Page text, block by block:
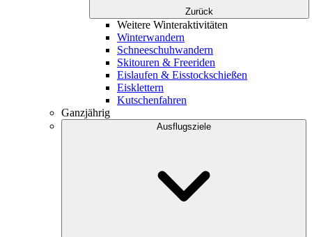
Zurück
Weitere Winteraktivitäten
Winterwandern
Schneeschuhwandern
Skitouren & Freeriden
Eislaufen & Eisstockschießen
Eisklettern
Kutschenfahren
Ganzjährig
Ausflugsziele